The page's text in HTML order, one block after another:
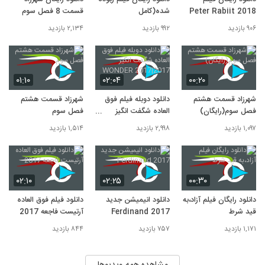
Peter Rabiit 2018
۹۰۶ بازدید
شده(کامل
۹۹۲ بازدید
قسمت 8 فصل سوم
۲,۱۳۴ بازدید
۰۰:۲۰
شهرزاد قسمت هشتم
فصل سوم(رایگان)
۱,۰۹۷ بازدید
۰۲:۰۴
دانلود دوبله فیلم فوق
العاده شگفت انگیز
2017|WONDER
2017
۲,۹۹۸ بازدید
۰۱:۱۰
شهرزاد قسمت هشتم
فصل سوم
۱,۵۱۴ بازدید
۰۰:۳۰
دانلود رایگان فیلم آزاد،به
قید شرط
۱,۱۷۱ بازدید
۰۲:۲۵
دانلود انیمیشن جدید
Ferdinand 2017
۷۵۷ بازدید
۰۲:۱۰
دانلود فیلم فوق العاده
آرتیست فاجعه 2017
۸۴۴ بازدید